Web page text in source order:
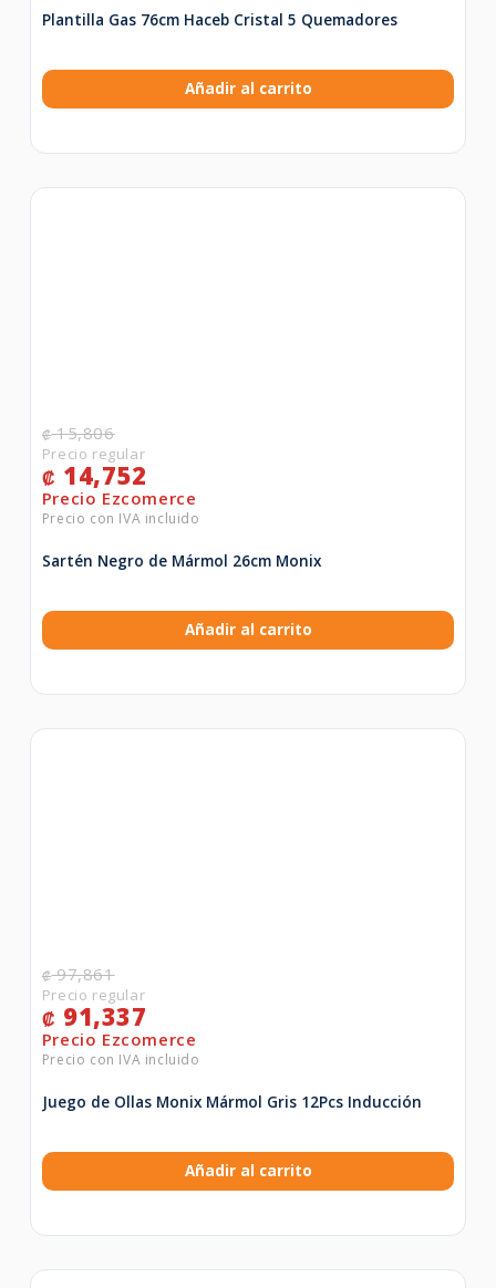
Plantilla Gas 76cm Haceb Cristal 5 Quemadores
Añadir al carrito
₡15,806
₡ 14,752
Sartén Negro de Mármol 26cm Monix
Añadir al carrito
₡97,861
₡ 91,337
Juego de Ollas Monix Mármol Gris 12Pcs Inducción
Añadir al carrito